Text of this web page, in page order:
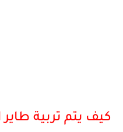
كيف يتم تربية طاير